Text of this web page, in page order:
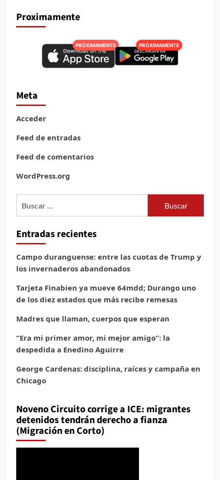
Proximamente
PRÓXIMAMENTE PRÓXIMAMENTE
Meta
Acceder
Feed de entradas
Feed de comentarios
WordPress.org
Entradas recientes
Campo duranguense: entre las cuotas de Trump y
los invernaderos abandonados
Tarjeta Finabien ya mueve 64mdd; Durango uno
de los diez estados que más recibe remesas
Madres que llaman, cuerpos que esperan
“Era mi primer amor, mi mejor amigo”: la
despedida a Enedino Aguirre
George Cardenas: disciplina, raíces y campaña en
Chicago
Noveno Circuito corrige a ICE: migrantes
detenidos tendrán derecho a fianza
(Migración en Corto)